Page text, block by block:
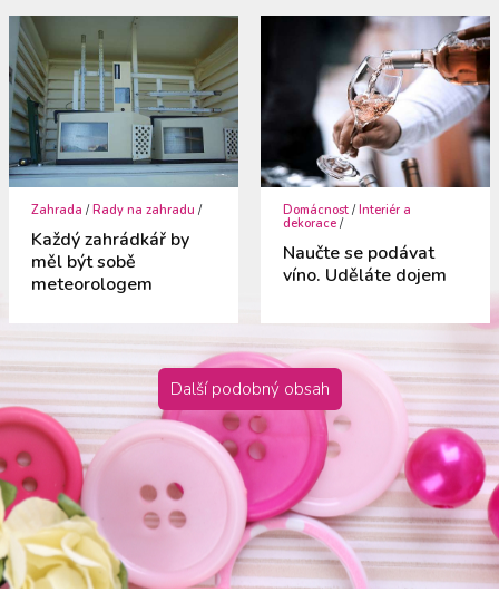
Zahrada / Rady na zahradu /
Každý zahrádkář by
měl být sobě
meteorologem
Domácnost / Interiér a
dekorace /
Naučte se podávat
víno. Uděláte dojem
Další podobný obsah